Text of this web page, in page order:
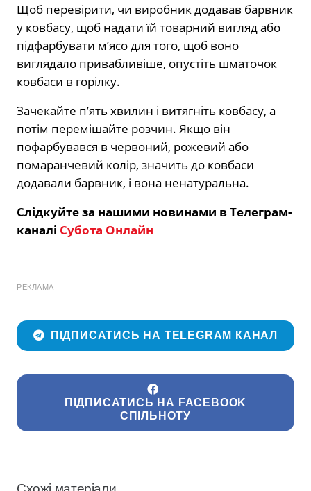
Щоб перевірити, чи виробник додавав барвник
у ковбасу, щоб надати їй товарний вигляд або
підфарбувати м’ясо для того, щоб воно
виглядало привабливіше, опустіть шматочок
ковбаси в горілку.
Зачекайте п’ять хвилин і витягніть ковбасу, а
потім перемішайте розчин. Якщо він
пофарбувався в червоний, рожевий або
помаранчевий колір, значить до ковбаси
додавали барвник, і вона ненатуральна.
Слідкуйте за нашими новинами в Телеграм-
каналі Субота Онлайн
РЕКЛАМА
ПІДПИСАТИСЬ НА TELEGRAM КАНАЛ
ПІДПИСАТИСЬ НА FACEBOOK
СПІЛЬНОТУ